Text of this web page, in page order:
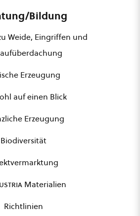
Bildung
Weide, Eingriffen und
Erzeugung
auf einen Blick
Erzeugung
Biodiversität
Materialien
Richtlinien